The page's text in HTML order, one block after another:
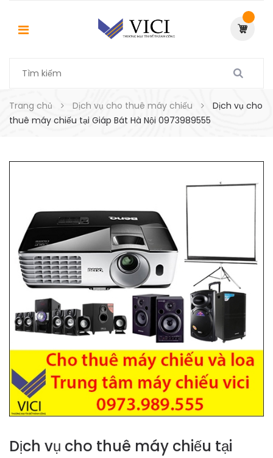
Trang chủ Dịch vụ cho thuê máy chiếu
Dịch vụ cho
thuê máy chiếu tại Giáp Bát Hà Nội 0973989555
Dịch vụ cho thuê máy chiếu tại